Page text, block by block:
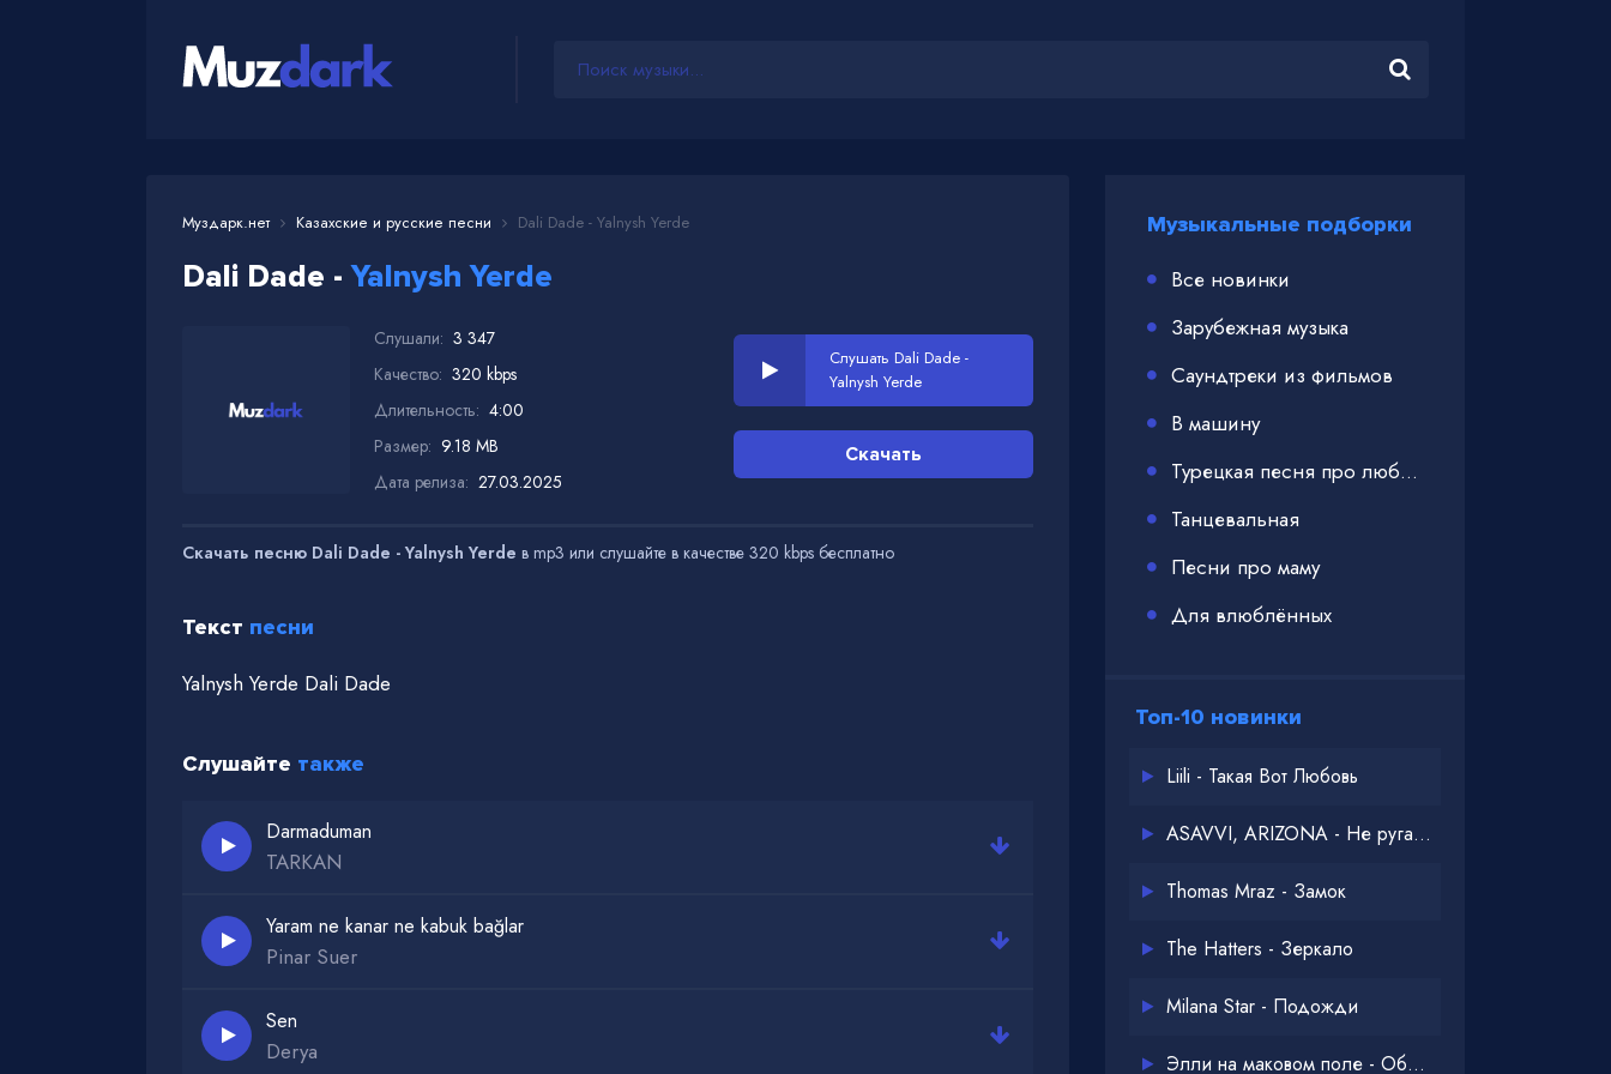
Муздарк.нет Казахские и русские песни Dali Dade - Yalnysh Yerde
Dali Dade -Yalnysh Yerde
Слушали: 3 347
Качество: 320 kbps
Длительность: 4:00
Размер: 9.18 MB
Дата релиза: 27.03.2025
Слушать Dali Dade -
Yalnysh Yerde
Скачать
Скачать песню Dali Dade - Yalnysh Yerde в mp3 или слушайте в качестве 320 kbps бесплатно
Текст песни
Yalnysh Yerde Dali Dade
Слушайте также
Darmaduman
TARKAN
Yaram ne kanar ne kabuk bağlar
Pinar Suer
Sen
Derya
Музыкальные подборки
Все новинки
Зарубежная музыка
Саундтреки из фильмов
В машину
Турецкая песня про любовь
Танцевальная
Песни про маму
Для влюблённых
Топ-10 новинки
Liili - Такая Вот Любовь
ASAVVI, ARIZONA - Не ругайся
Thomas Mraz - Замок
The Hatters - Зеркало
Milana Star - Подожди
Элли на маковом поле - Обнимай